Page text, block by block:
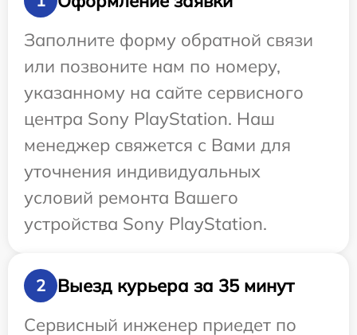
Заполните форму обратной связи
или позвоните нам по номеру,
указанному на сайте сервисного
центра Sony PlayStation. Наш
менеджер свяжется с Вами для
уточнения индивидуальных
условий ремонта Вашего
устройства Sony PlayStation.
2
Выезд курьера за 35 минут
Сервисный инженер приедет по